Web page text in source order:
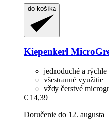
do košíka
Kiepenkerl
jednoduché a rýchle
všestranné využitie
vždy čerstvé
€ 14,39
Doručenie do 12. augusta